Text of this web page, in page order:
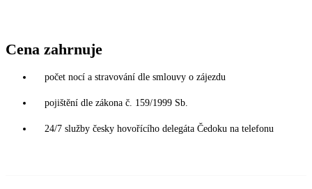
Cena zahrnuje
počet nocí a stravování dle smlouvy o zájezdu
pojištění dle zákona č. 159/1999 Sb.
24/7 služby česky hovořícího delegáta Čedoku na telefonu